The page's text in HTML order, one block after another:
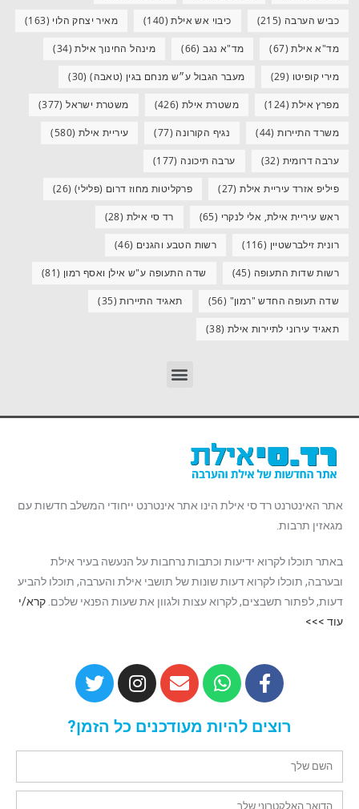
כביש הערבה (215) כיבוי אש אילת(140) מאיר יצחק הלוי (163)
מד"א אילת(67) מד"א נגב(66) מינהל החינוך אילת(34)
מירי קופיטו (29) מעבר הגבול ע״ש מנחם בגין (טאבה)(30)
מפרץ אילת(124) משטרת אילת (426) משטרת ישראל(377)
משרד התיירות(44) נגיף הקורונה (77) עיריית אילת (580)
ערבה דרומית (32) ערבה תיכונה (177)
פיליפ אזרד עיריית אילת(27) פרקליטות מחוז דרום (פלילי) (26)
ראש עיריית אילת, אלי לנקרי (65) רד סי אילת (28)
רונית זילברשטיין (116) רשות הטבע והגנים (46)
רשות שדות התעופה (45) שדה התעופה ע"ש אילן ואסף רמון (81)
שדה תעופה החדש "רמון" (56) תאגיד התיירות(35)
תאגיד עירוני לתיירות אילת (38)
אתר האינטרנט רד סי אילת הינו אתר אינטרנט ייחודי המשלב חדשות עם
מגאזין תרבות.
באתר תוכלו לקרוא ידיעות וכתבות נרחבות על הנעשה בעיר אילת
ובערבה, תוכלו לקרוא דעות שונות של תושבי אילת והערבה, תוכלו להביע
דעות, לפתור תשבצים, לקרוא עצות ולגוון את שעות הפנאי שלכם. קרא/י
עוד >>>
רוצים להיות מעודכנים כל הזמן?